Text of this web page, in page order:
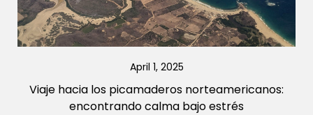
April 1, 2025
Viaje hacia los picamaderos norteamericanos:
encontrando calma bajo estrés